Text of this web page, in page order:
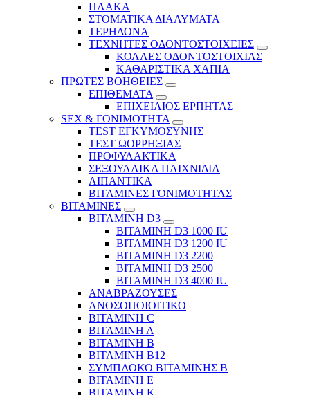
ΠΛΑΚΑ
ΣΤΟΜΑΤΙΚΑ ΔΙΑΛΥΜΑΤΑ
ΤΕΡΗΔΟΝΑ
ΤΕΧΝΗΤΕΣ ΟΔΟΝΤΟΣΤΟΙΧΕΙΕΣ
ΚΟΛΛΕΣ ΟΔΟΝΤΟΣΤΟΙΧΙΑΣ
ΚΑΘΑΡΙΣΤΙΚΑ ΧΑΠΙΑ
ΠΡΩΤΕΣ ΒΟΗΘΕΙΕΣ
ΕΠΙΘΕΜΑΤΑ
ΕΠΙΧΕΙΛΙΟΣ ΕΡΠΗΤΑΣ
SEX & ΓΟΝΙΜΟΤΗΤΑ
TEST ΕΓΚΥΜΟΣΥΝΗΣ
ΤΕΣΤ ΩΟΡΡΗΞΙΑΣ
ΠΡΟΦΥΛΑΚΤΙΚΑ
ΣΕΞΟΥΑΛΙΚΑ ΠΑΙΧΝΙΔΙΑ
ΛΙΠΑΝΤΙΚΑ
ΒΙΤΑΜΙΝΕΣ ΓΟΝΙΜΟΤΗΤΑΣ
ΒΙΤΑΜΙΝΕΣ
ΒΙΤΑΜΙΝΗ D3
ΒΙΤΑΜΙΝΗ D3 1000 IU
ΒΙΤΑΜΙΝΗ D3 1200 IU
ΒΙΤΑΜΙΝΗ D3 2200
ΒΙΤΑΜΙΝΗ D3 2500
BITAMINH D3 4000 IU
ΑΝΑΒΡΑΖΟΥΣΕΣ
ΑΝΟΣΟΠΟΙΟΙΤΙΚΟ
ΒΙΤΑΜΙΝΗ C
ΒΙΤΑΜΙΝΗ Α
ΒΙΤΑΜΙΝΗ Β
ΒΙΤΑΜΙΝΗ Β12
ΣΥΜΠΛΟΚΟ ΒΙΤΑΜΙΝΗΣ Β
ΒΙΤΑΜΙΝΗ Ε
ΒΙΤΑΜΙΝΗ Κ